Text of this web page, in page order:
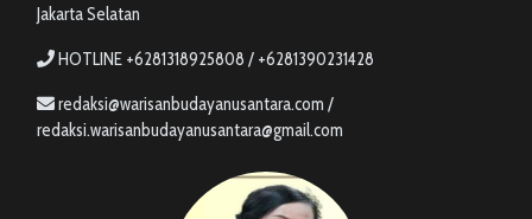
Jakarta Selatan
HOTLINE +6281318925808 / +6281390231428
redaksi@warisanbudayanusantara.com /
redaksi.warisanbudayanusantara@gmail.com